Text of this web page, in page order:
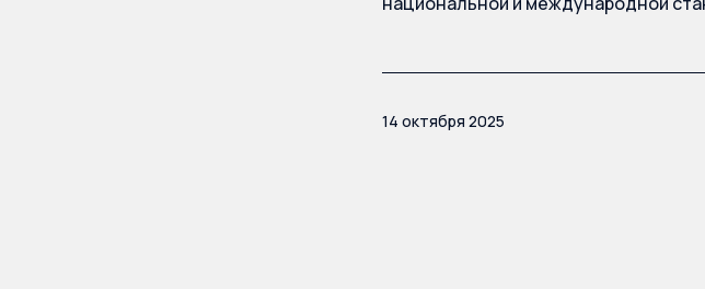
14 октября 2025